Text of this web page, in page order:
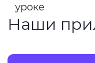
уроке
Наши